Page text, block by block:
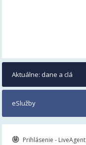
Aktuálne: dane a clá
eSlužby
Prihlásenie - LiveAgent